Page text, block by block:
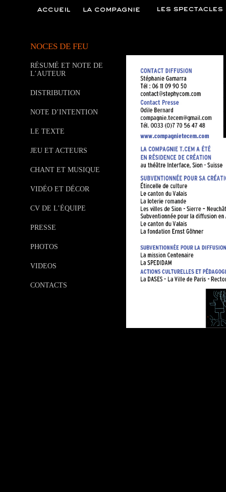
NOCES DE FEU
RÉSUMÉ ET NOTE DE
L’AUTEUR
DISTRIBUTION
NOTE D’INTENTION
LE TEXTE
JEU ET ACTEURS
CHANT ET MUSIQUE
VIDÉO ET DÉCOR
CV DE L’ÉQUIPE
PRESSE
PHOTOS
VIDEOS
CONTACTS